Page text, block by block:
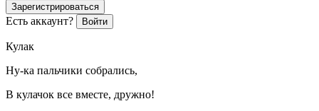
Зарегистрироваться
Есть аккаунт? Войти
Кулак
Ну-ка пальчики собрались,
В кулачок все вместе, дружно!